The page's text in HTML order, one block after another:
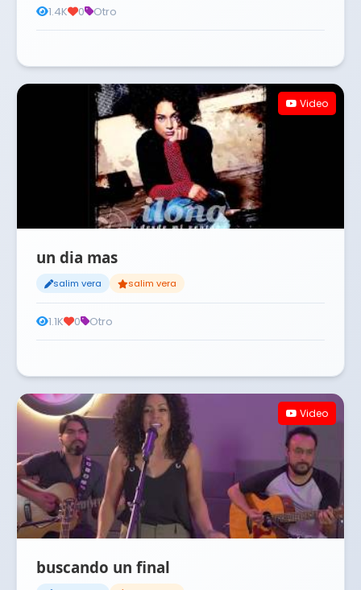
1.4K 0 Otro
Video
un dia mas
salim vera salim vera
1.1K 0 Otro
Video
buscando un final